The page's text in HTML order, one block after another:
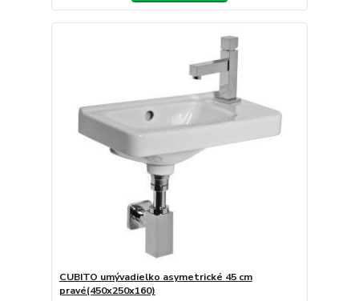
CUBITO umývadielko asymetrické 45 cm
pravé(450x250x160)